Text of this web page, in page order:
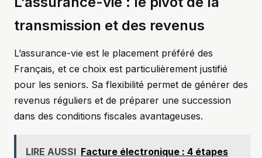
transmission et des revenus
L’assurance-vie est le placement préféré des
Français, et ce choix est particulièrement justifié
pour les seniors. Sa flexibilité permet de générer des
revenus réguliers et de préparer une succession
dans des conditions fiscales avantageuses.
LIRE AUSSI Facture électronique : 4 étapes